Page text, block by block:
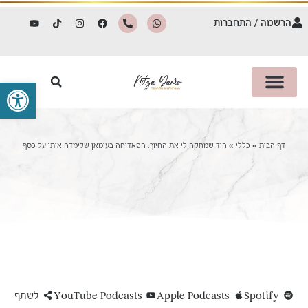
פתח
הרשמה / התחברות
דף הבית » כללי » היד שמחקה לי את החיוך: הפאדיחה בעומאן שלימדה אותי על כסף
Spotify
Apple Podcasts
YouTube Podcasts לשתף